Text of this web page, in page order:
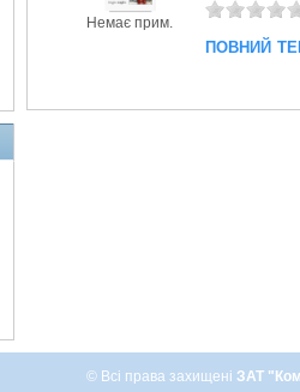
Немає прим.
повний
© Всі права захищені ЗАТ